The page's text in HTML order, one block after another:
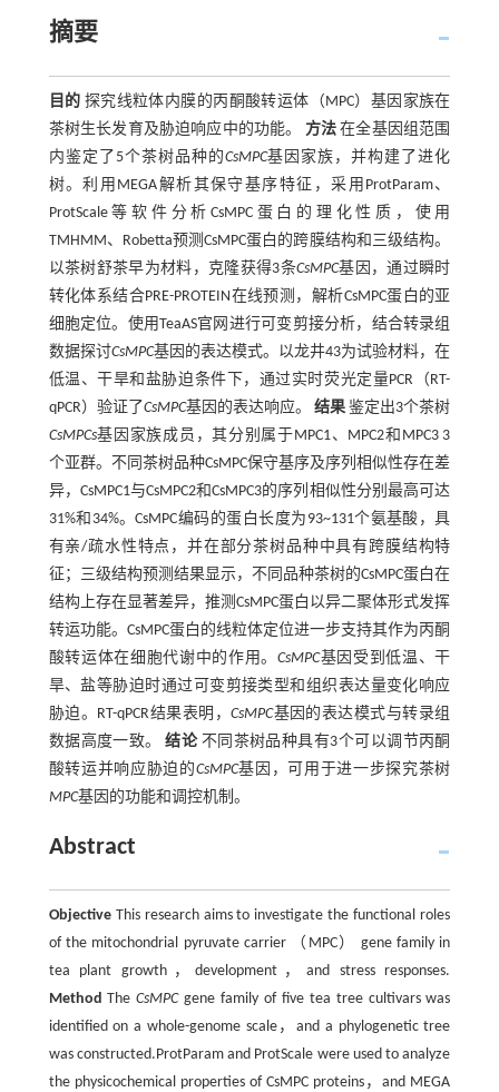
摘要
目的 探究线粒体内膜的丙酮酸转运体（MPC）基因家族在
茶树生长发育及胁迫响应中的功能。 方法 在全基因组范围
内鉴定了5个茶树品种的CsMPC基因家族，并构建了进化
树。利用MEGA解析其保守基序特征，采用ProtParam、
ProtScale等软件分析CsMPC蛋白的理化性质，使用
TMHMM、Robetta预测CsMPC蛋白的跨膜结构和三级结构。
以茶树舒茶早为材料，克隆获得3条CsMPC基因，通过瞬时
转化体系结合PRE-PROTEIN在线预测，解析CsMPC蛋白的亚
细胞定位。使用TeaAS官网进行可变剪接分析，结合转录组
数据探讨CsMPC基因的表达模式。以龙井43为试验材料，在
低温、干旱和盐胁迫条件下，通过实时荧光定量PCR（RT-
qPCR）验证了 CsMPC基因的表达响应。结果 鉴定出3个茶树
CsMPCs基因家族成员，其分别属于MPC1、MPC2和MPC3 3
个亚群。不同茶树品种CsMPC保守基序及序列相似性存在差
异，CsMPC1与CsMPC2和CsMPC3的序列相似性分别最高可达
31%和34%。CsMPC编码的蛋白长度为93~131个氨基酸，具
有亲/疏水性特点，并在部分茶树品种中具有跨膜结构特
征；三级结构预测结果显示，不同品种茶树的CsMPC蛋白在
结构上存在显著差异，推测CsMPC蛋白以异二聚体形式发挥
转运功能。CsMPC蛋白的线粒体定位进一步支持其作为丙酮
酸转运体在细胞代谢中的作用。CsMPC基因受到低温、干
旱、盐等胁迫时通过可变剪接类型和组织表达量变化响应
胁迫。RT-qPCR结果表明，CsMPC基因的表达模式与转录组
数据高度一致。结论不同茶树品种具有3个可以调节丙酮
酸转运并响应胁迫的CsMPC基因，可用于进一步探究茶树
MPC基因的功能和调控机制。
Abstract
ObjectiveThis research aims to investigate the functional roles
of the mitochondrial pyruvate carrier （MPC） gene family in
tea plant growth，development，and stress responses.
Method TheCsMPCgene family of five tea tree cultivars was
identified on a whole-genome scale，and a phylogenetic tree
was constructed.ProtParam and ProtScale were used to analyze
the physicochemical properties of CsMPC proteins，and MEGA